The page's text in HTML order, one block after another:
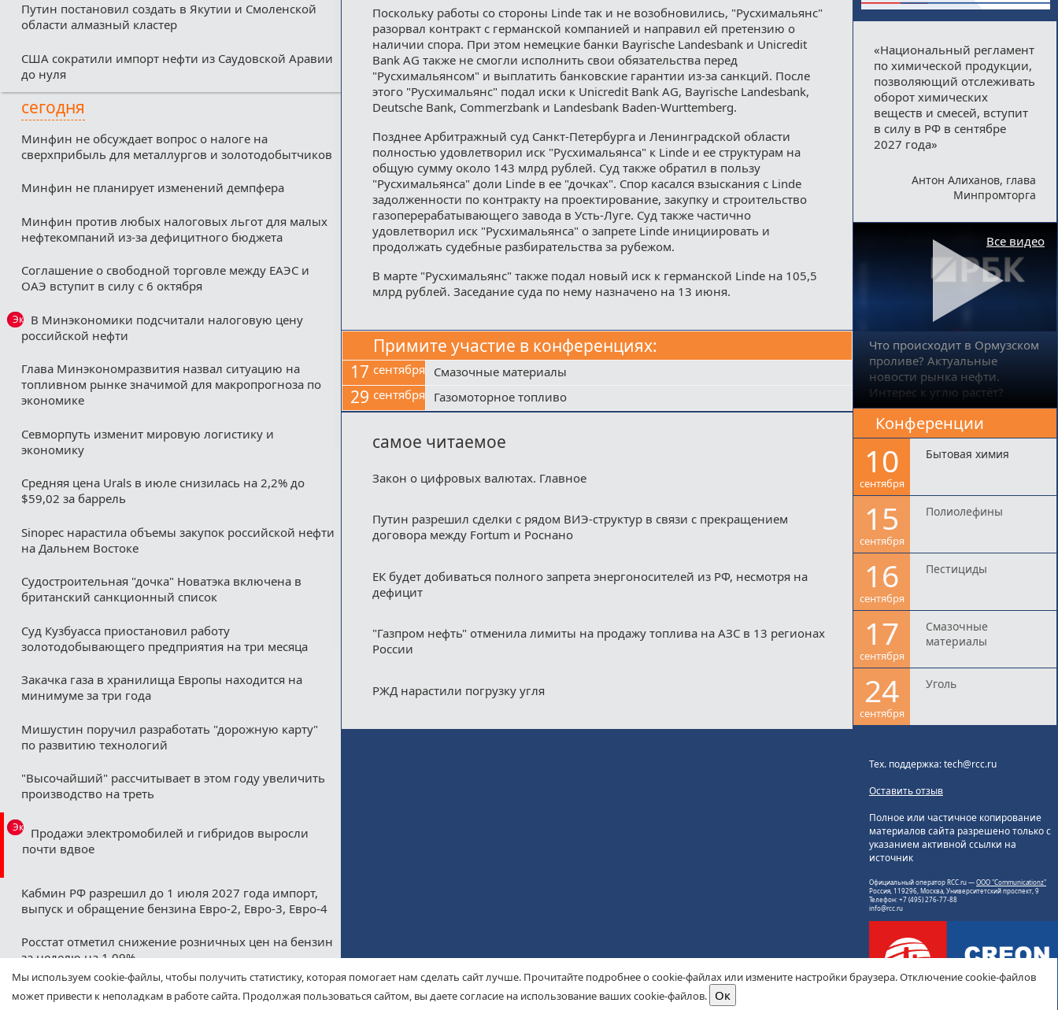
Путин постановил создать в Якутии и Смоленской
области алмазный кластер
США сократили импорт нефти из Саудовской Аравии
до нуля
сегодня
Минфин не обсуждает вопрос о налоге на
сверхприбыль для металлургов и золотодобытчиков
Минфин не планирует изменений демпфера
Минфин против любых налоговых льгот для малых
нефтекомпаний из-за дефицитного бюджета
Соглашение о свободной торговле между ЕАЭС и
ОАЭ вступит в силу с 6 октября
Эксклюзив
В Минэкономики подсчитали налоговую цену
российской нефти
Глава Минэкономразвития назвал ситуацию на
топливном рынке значимой для макропрогноза по
экономике
Севморпуть изменит мировую логистику и
экономику
Средняя цена Urals в июле снизилась на 2,2% до
$59,02 за баррель
Sinopec нарастила объемы закупок российской нефти
на Дальнем Востоке
Судостроительная "дочка" Новатэка включена в
британский санкционный список
Суд Кузбуасса приостановил работу
золотодобывающего предприятия на три месяца
Закачка газа в хранилища Европы находится на
минимуме за три года
Мишустин поручил разработать "дорожную карту"
по развитию технологий
"Высочайший" рассчитывает в этом году увеличить
производство на треть
Эксклюзив
Продажи электромобилей и гибридов выросли
почти вдвое
Кабмин РФ разрешил до 1 июля 2027 года импорт,
выпуск и обращение бензина Евро-2, Евро-3, Евро-4
Росстат отметил снижение розничных цен на бензин
за неделю на 1,09%
Минфин назвал ожидаемые нефтегазовые
допдоходы бюджета в августе
Поскольку работы со стороны Linde так и не возобновились, "Русхимальянс"
разорвал контракт с германской компанией и направил ей претензию о
наличии спора. При этом немецкие банки Bayrische Landesbank и Unicredit
Bank AG также не смогли исполнить свои обязательства перед
"Русхимальянсом" и выплатить банковские гарантии из-за санкций. После
этого "Русхимальянс" подал иски к Unicredit Bank AG, Bayrische Landesbank,
Deutsche Bank, Commerzbank и Landesbank Baden-Wurttemberg.
Позднее Арбитражный суд Санкт-Петербурга и Ленинградской области
полностью удовлетворил иск "Русхимальянса" к Linde и ее структурам на
общую сумму около 143 млрд рублей. Суд также обратил в пользу
"Русхимальянса" доли Linde в ее "дочках". Спор касался взыскания с Linde
задолженности по контракту на проектирование, закупку и строительство
газоперерабатывающего завода в Усть-Луге. Суд также частично
удовлетворил иск "Русхимальянса" о запрете Linde инициировать и
продолжать судебные разбирательства за рубежом.
В марте "Русхимальянс" также подал новый иск к германской Linde на 105,5
млрд рублей. Заседание суда по нему назначено на 13 июня.
Примите участие в конференциях:
17 сентября Смазочные материалы
29 сентября Газомоторное топливо
самое читаемое
Закон о цифровых валютах. Главное
Путин разрешил сделки с рядом ВИЭ-структур в связи с прекращением
договора между Fortum и Роснано
ЕК будет добиваться полного запрета энергоносителей из РФ, несмотря на
дефицит
"Газпром нефть" отменила лимиты на продажу топлива на АЗС в 13 регионах
России
РЖД нарастили погрузку угля
«Национальный регламент
по химической продукции,
позволяющий отслеживать
оборот химических
веществ и смесей, вступит
в силу в РФ в сентябре
2027 года»
Антон Алиханов, глава
Минпромторга
Что происходит в Ормузском
проливе? Актуальные
новости рынка нефти.
Интерес к углю растёт?
Все видео
Конференции
10
сентября
Бытовая химия
15
сентября
Полиолефины
16
сентября
Пестициды
17
сентября
Смазочные
материалы
24
сентября
Уголь
Тех. поддержка: tech@rcc.ru
Оставить отзыв
Полное или частичное копирование
материалов сайта разрешено только с
указанием активной ссылки на
источник
Официальный оператор RCC.ru —ООО "Communicationz"
Россия, 119296, Москва, Университетский проспект, 9
Телефон: +7 (495) 276-77-88
info@rcc.ru
Мы используем cookie-файлы, чтобы получить статистику, которая помогает нам сделать сайт лучше. Прочитайте подробнее о cookie-файлах или измените настройки браузера. Отключение cookie-файлов
может привести к неполадкам в работе сайта. Продолжая пользоваться сайтом, вы даете согласие на использование ваших cookie-файлов.